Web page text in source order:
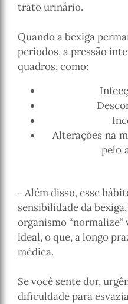
trato urinário.
Quando a bexiga
períodos, a pressão
quadros, como:
Alterações na
pelo
- Além disso, esse
sensibilidade da
organismo
ideal, o que, a longo
médica.
Se você sente dor,
dificuldade para